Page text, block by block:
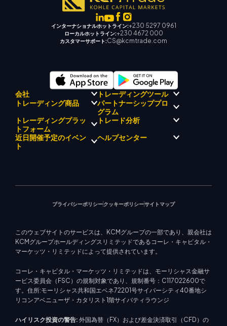
インターナショナルホットライン:+230 5297 0961
ローカルホットライン:+230 4672 000
カスタマーサポート:CS@kcmtrade.com
会社
KCMトレードについて
KCM トレードドリフトチーム
企業理念
企業ニュース
ビデオギャラリー
トレーディングツール
KCMトレード AI メンター
KCM トレードシグナルセンタ
ー
経済カレンダー
EA サポート (MT4)
トレーディング商品
外国為替
貴金属
エネルギー
株式インデックス
株式CFD
パートナーシッププロ
グラム
トレーディングプラッ
トフォーム
メタトレーダー 4
トレード分析
マーケットアナリストチーム
近日開催予定のイベン
ト
ヘルプセンター
プライバシーポリシークッキーポリシーサイトマップ
このウェブサイトのサービスは、KCMグループの一部であり、親会社は
KCMグループホールディングスリミテッドであるコーレ・キャピタル・
マーケッツ・リミテッドによって提供されています。
コーレ・キャピタル・マーケッツ・リミテッドは、モーリシャス金融サ
ービス委員会（FSC）の規制対象であり、規制番号：C117022600で
す。住所:モーリシャス共和国エベネ72201号サイバーシティ40番地シ
リコンアベニューザ・カタリスト1階サイバティラウンジ
ハイリスク投資の警告: 外国為替（FX）および差金決済取引（CFD）の